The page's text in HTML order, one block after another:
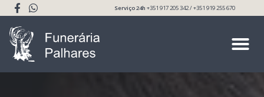
Serviço 24h+351 917 205 342 / +351 919 255 670